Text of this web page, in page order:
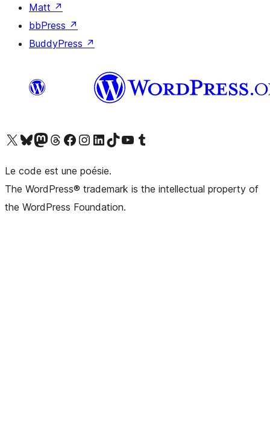
Matt ↗
bbPress ↗
BuddyPress ↗
Visitez notre compte X (précédemment Twitter)
Visiter notre compte Bluesky
Visiter notre compte Mastodon
Visiter notre compte Threads
Consulter notre compte Facebook
Consulter notre compte Instagram
Consulter notre compte LinkedIn
Visiter notre compte TokTok
Visiter notre chaîne YouTube
Visiter notre compte Tumblr
Le code est une poésie.
The WordPress® trademark is the intellectual property of
the WordPress Foundation.